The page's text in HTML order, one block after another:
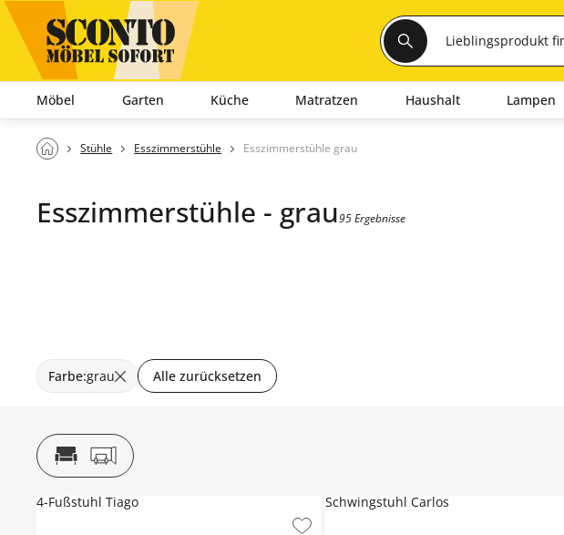
Möbel Garten Küche Matratzen Haushalt Lampen
Stühle Esszimmerstühle Esszimmerstühle grau
Esszimmerstühle - grau95 Ergebnisse
Farbe:grau Alle zurücksetzen
4-Fußstuhl Tiago Schwingstuhl Carlos